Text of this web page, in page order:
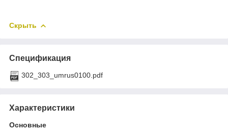
Скрыть
Спецификация
302_303_umrus0100.pdf
Характеристики
Основные